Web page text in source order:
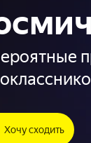
Хочу сходить